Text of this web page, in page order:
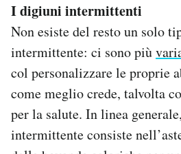
I digiuni intermittenti
Non esiste del resto un solo
intermittente: ci sono più
col personalizzare le proprie
come meglio crede, talvolta
per la salute. In linea
intermittente consiste